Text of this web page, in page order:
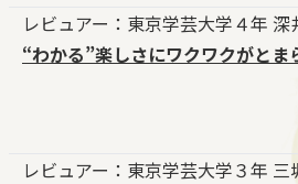
レビュアー：東京学芸大学４年 深
“わかる”楽しさにワクワクがとま
レビュアー：東京学芸大学３年 三